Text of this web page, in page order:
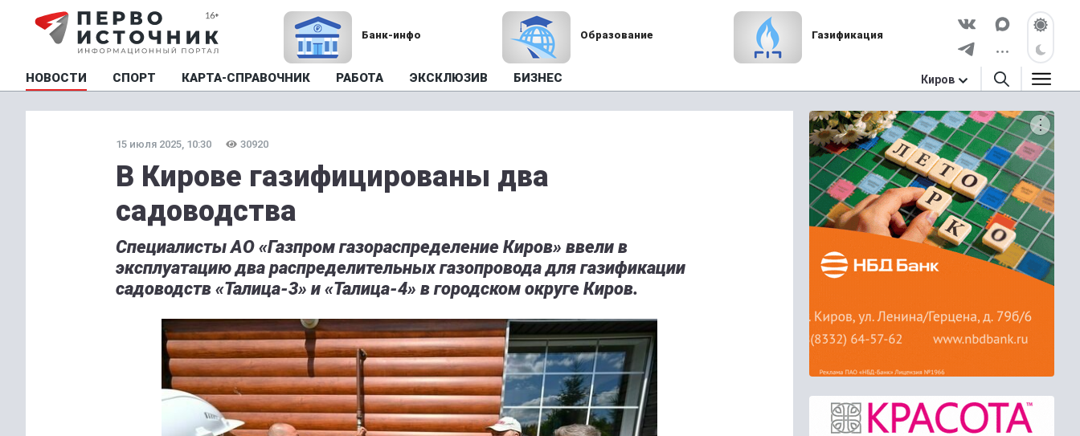
Банк-инфо Образование Газификация
НОВОСТИ СПОРТ КАРТА-СПРАВОЧНИК РАБОТА ЭКСКЛЮЗИВ БИЗНЕС Киров
15 июля 2025, 10:30 30920
В Кирове газифицированы два
садоводства
Специалисты АО «Газпром газораспределение Киров» ввели в
эксплуатацию два распределительных газопровода для газификации
садоводств «Талица-3» и «Талица-4» в городском округе Киров.